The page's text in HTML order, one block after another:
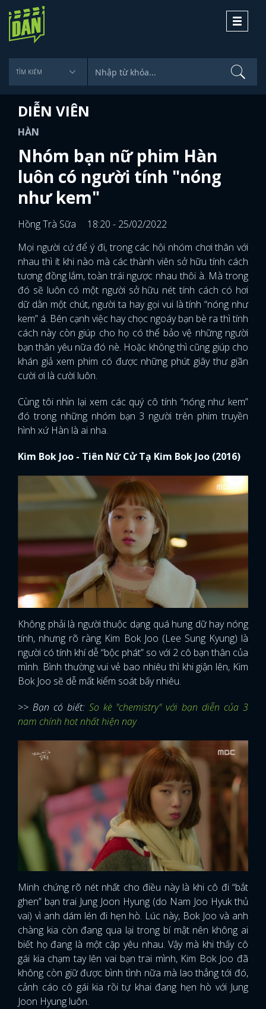
Toggle
DIỄN VIÊN
HÀN
Nhóm bạn nữ phim Hàn
luôn có người tính "nóng
như kem"
Hồng Trà Sữa
18:20 - 25/02/2022
Mọi người cứ để ý đi, trong các hội nhóm chơi thân với
nhau thì ít khi nào mà các thành viên sở hữu tính cách
tương đồng lắm, toàn trái ngược nhau thôi à. Mà trong
đó sẽ luôn có một người sở hữu nét tính cách có hơi
dữ dằn một chút, người ta hay gọi vui là tính “nóng như
kem” á. Bên cạnh việc hay chọc ngoáy bạn bè ra thì tính
cách này còn giúp cho họ có thể bảo vệ những người
bạn thân yêu nữa đó nè. Hoặc không thì cũng giúp cho
khán giả xem phim có được những phút giây thư giãn
cười ơi là cười luôn.
Cùng tôi nhìn lại xem các quý cô tính “nóng như kem”
đó trong những nhóm bạn 3 người trên phim truyền
hình xứ Hàn là ai nha.
Kim Bok Joo - Tiên Nữ Cử Tạ Kim Bok Joo (2016)
Không phải là người thuộc dạng quá hung dữ hay nóng
tính, nhưng rõ ràng Kim Bok Joo (Lee Sung Kyung) là
người có tính khí dễ “bộc phát” so với 2 cô bạn thân của
mình. Bình thường vui vẻ bao nhiêu thì khi giận lên, Kim
Bok Joo sẽ dễ mất kiểm soát bấy nhiêu.
>> Bạn có biết: So kè "chemistry" với bạn diễn của 3
nam chính hot nhất hiện nay
Minh chứng rõ nét nhất cho điều này là khi cô đi “bắt
ghen” bạn trai Jung Joon Hyung (do Nam Joo Hyuk thủ
vai) vì anh dám lén đi hẹn hò. Lúc này, Bok Joo và anh
chàng kia còn đang qua lại trong bí mật nên không ai
biết họ đang là một cặp yêu nhau. Vậy mà khi thấy cô
gái kia chạm tay lên vai bạn trai mình, Kim Bok Joo đã
không còn giữ được bình tình nữa mà lao thẳng tới đó,
cảnh cáo cô gái kia rồi tự khai đang hẹn hò với Jung
Joon Hyung luôn.